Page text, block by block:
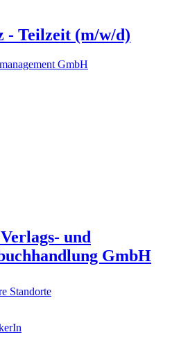
- Teilzeit (m/w/d)
GmbH
und
GmbH
Standorte